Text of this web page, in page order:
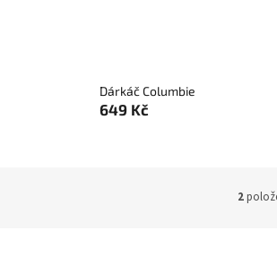
Dárkáč Columbie
649 Kč
2